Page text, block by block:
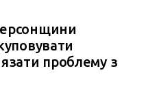
проблему з